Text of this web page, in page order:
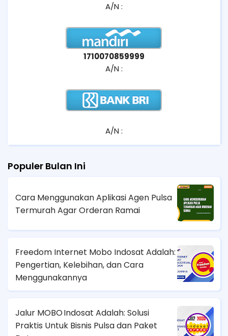
A/N :
1710070859999
A/N :
A/N :
Populer Bulan Ini
Cara Menggunakan Aplikasi Agen Pulsa
Termurah Agar Orderan Ramai
Freedom Internet Mobo Indosat Adalah:
Pengertian, Kelebihan, dan Cara
Menggunakannya
Jalur MOBO Indosat Adalah: Solusi
Praktis Untuk Bisnis Pulsa dan Paket